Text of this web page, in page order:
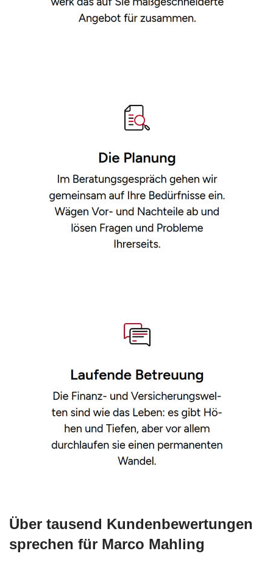
Über tausend Kundenbewertungen
sprechen für Marco Mahling